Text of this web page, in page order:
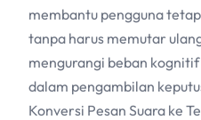
membantu pengguna
tanpa harus memutar
mengurangi beban
dalam pengambilan
Konversi Pesan Suara ke